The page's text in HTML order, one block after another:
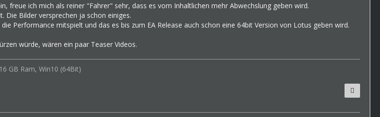
freue ich mich als reiner "Fahrer" sehr, dass es vom Inhaltlichen mehr Abwechslung geben wird.
Die Bilder versprechen ja schon einiges.
Performance mitspielt und das es bis zum EA Release auch schon eine 64bit Version von Lotus geben wird.
würde, wären ein paar Teaser Videos.
GB Ram, Win10 (64Bit)